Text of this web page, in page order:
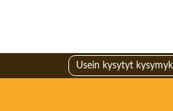
Usein kysytyt